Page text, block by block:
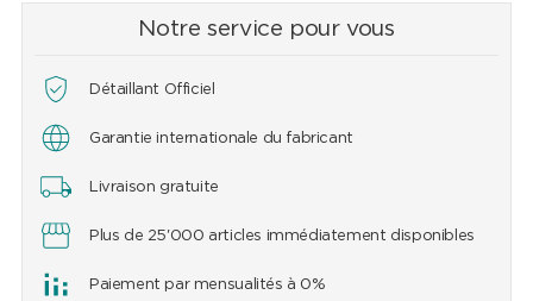
Notre service pour vous
Détaillant Officiel
Garantie internationale du fabricant
Livraison gratuite
Plus de 25'000 articles immédiatement disponibles
Paiement par mensualités à 0%